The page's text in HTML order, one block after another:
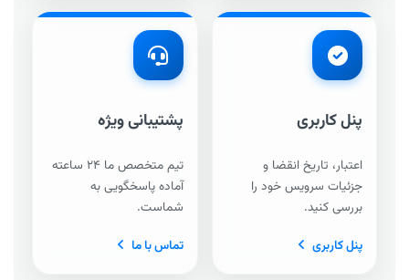
پنل کاربری
اعتبار، تاریخ انقضا و
جزئیات سرویس خود را
بررسی کنید.
پنل کاربری
پشتیبانی ویژه
تیم متخصص ما ۲۴ ساعته
آماده پاسخگویی به
شماست.
تماس با ما